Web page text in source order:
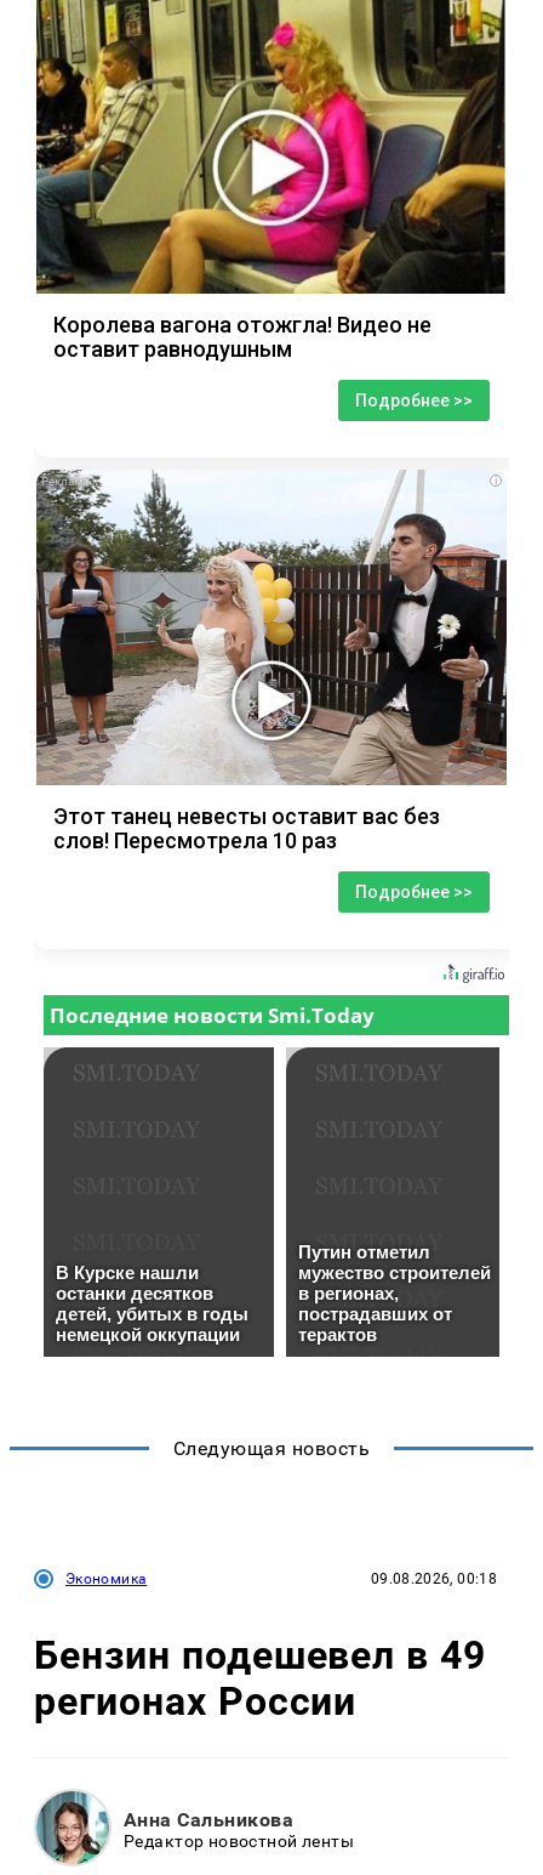
Королева вагона отожгла! Видео не
оставит равнодушным
Подробнее >>
i
Этот танец невесты оставит вас без
слов! Пересмотрела 10 раз
Подробнее >>
Следующая новость
Экономика 09.08.2026, 00:18
Бензин подешевел в 49
регионах России
Анна Сальникова
Редактор новостной ленты